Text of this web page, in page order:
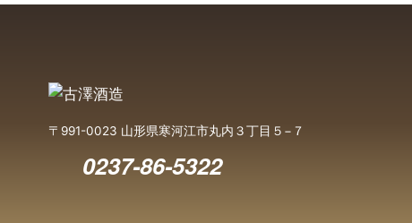
〒991-0023 山形県寒河江市丸内３丁目５−７
0237-86-5322